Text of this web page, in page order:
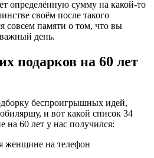
определённую сумму на какой-то
своём после такого
совсем памяти о том, что вы
день.
подарков на 60 лет
беспроигрышных идей,
и вот какой список 34
60 лет у нас получился:
женщине на телефон